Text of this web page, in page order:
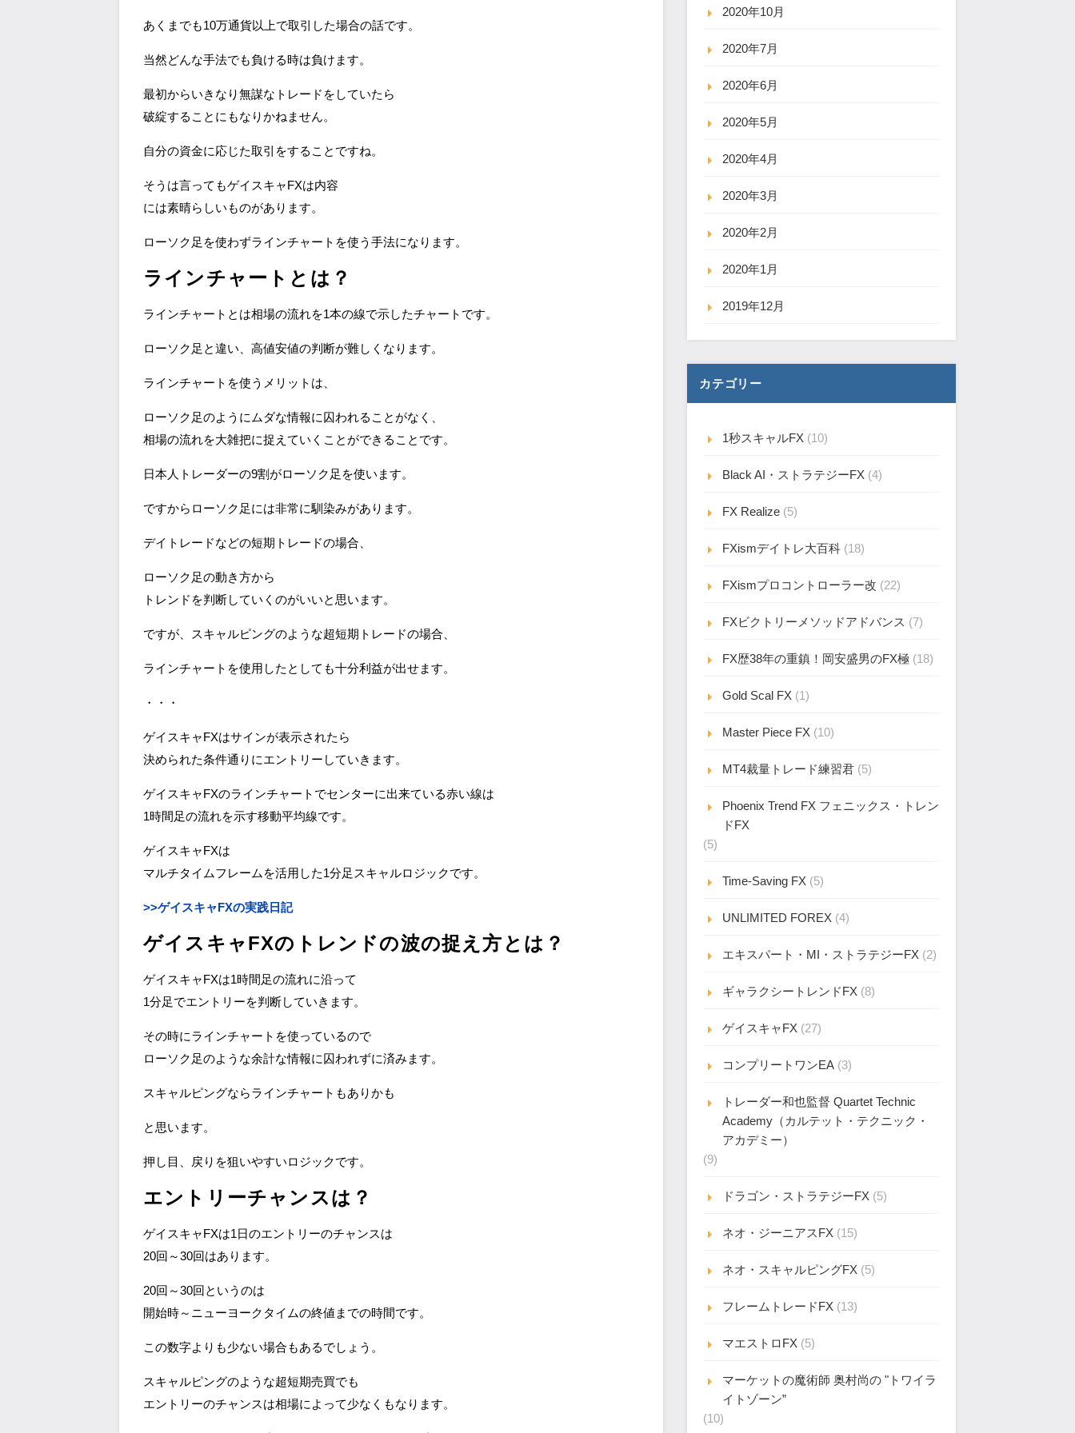
あくまでも10万通貨以上で取引した場合の話です。
当然どんな手法でも負ける時は負けます。
最初からいきなり無謀なトレードをしていたら
破綻することにもなりかねません。
自分の資金に応じた取引をすることですね。
そうは言ってもゲイスキャFXは内容
には素晴らしいものがあります。
ローソク足を使わずラインチャートを使う手法になります。
ラインチャートとは？
ラインチャートとは相場の流れを1本の線で示したチャートです。
ローソク足と違い、高値安値の判断が難しくなります。
ラインチャートを使うメリットは、
ローソク足のようにムダな情報に囚われることがなく、
相場の流れを大雑把に捉えていくことができることです。
日本人トレーダーの9割がローソク足を使います。
ですからローソク足には非常に馴染みがあります。
デイトレードなどの短期トレードの場合、
ローソク足の動き方から
トレンドを判断していくのがいいと思います。
ですが、スキャルピングのような超短期トレードの場合、
ラインチャートを使用したとしても十分利益が出せます。
・・・
ゲイスキャFXはサインが表示されたら
決められた条件通りにエントリーしていきます。
ゲイスキャFXのラインチャートでセンターに出来ている赤い線は
1時間足の流れを示す移動平均線です。
ゲイスキャFXは
マルチタイムフレームを活用した1分足スキャルロジックです。
>>ゲイスキャFXの実践日記
ゲイスキャFXのトレンドの波の捉え方とは？
ゲイスキャFXは1時間足の流れに沿って
1分足でエントリーを判断していきます。
その時にラインチャートを使っているので
ローソク足のような余計な情報に囚われずに済みます。
スキャルピングならラインチャートもありかも
と思います。
押し目、戻りを狙いやすいロジックです。
エントリーチャンスは？
ゲイスキャFXは1日のエントリーのチャンスは
20回～30回はあります。
20回～30回というのは
開始時～ニューヨークタイムの終値までの時間です。
この数字よりも少ない場合もあるでしょう。
スキャルピングのような超短期売買でも
エントリーのチャンスは相場によって少なくもなります。
2020年10月
2020年7月
2020年6月
2020年5月
2020年4月
2020年3月
2020年2月
2020年1月
2019年12月
カテゴリー
1秒スキャルFX (10)
Black AI・ストラテジーFX (4)
FX Realize (5)
FXismデイトレ大百科 (18)
FXismプロコントローラー改 (22)
FXビクトリーメソッドアドバンス (7)
FX歴38年の重鎮！岡安盛男のFX極 (18)
Gold Scal FX (1)
Master Piece FX (10)
MT4裁量トレード練習君 (5)
Phoenix Trend FX フェニックス・トレン
ドFX
(5)
Time-Saving FX (5)
UNLIMITED FOREX (4)
エキスパート・MI・ストラテジーFX (2)
ギャラクシートレンドFX (8)
ゲイスキャFX (27)
コンプリートワンEA (3)
トレーダー和也監督 Quartet Technic
Academy（カルテット・テクニック・
アカデミー）
(9)
ドラゴン・ストラテジーFX (5)
ネオ・ジーニアスFX (15)
ネオ・スキャルピングFX (5)
フレームトレードFX (13)
マエストロFX (5)
マーケットの魔術師 奥村尚の "トワイラ
イトゾーン”
(10)